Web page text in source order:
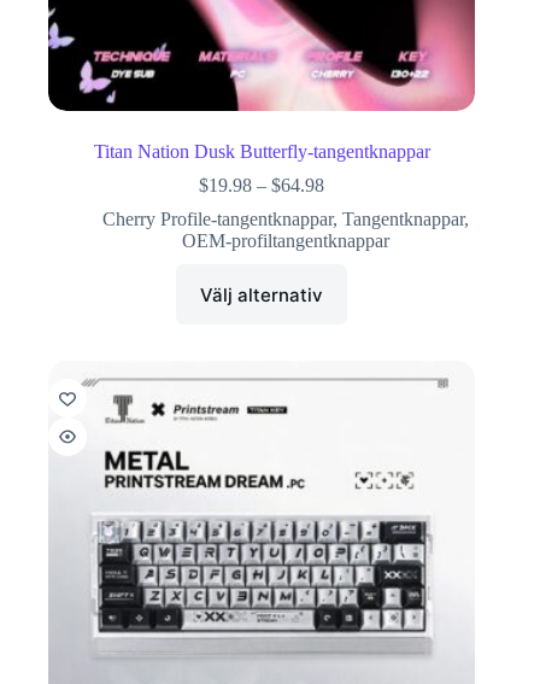
Titan Nation Dusk Butterfly-tangentknappar
$19.98 – $64.98
Cherry Profile-tangentknappar,Tangentknappar,
OEM-profiltangentknappar
Välj alternativ